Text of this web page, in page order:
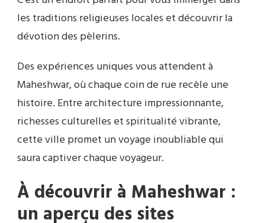
les traditions religieuses locales et découvrir la
dévotion des pèlerins.
Des expériences uniques vous attendent à
Maheshwar, où chaque coin de rue recèle une
histoire. Entre architecture impressionnante,
richesses culturelles et spiritualité vibrante,
cette ville promet un voyage inoubliable qui
saura captiver chaque voyageur.
À découvrir à Maheshwar :
un aperçu des sites